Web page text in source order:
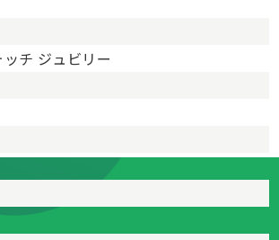
チ ジュビリー